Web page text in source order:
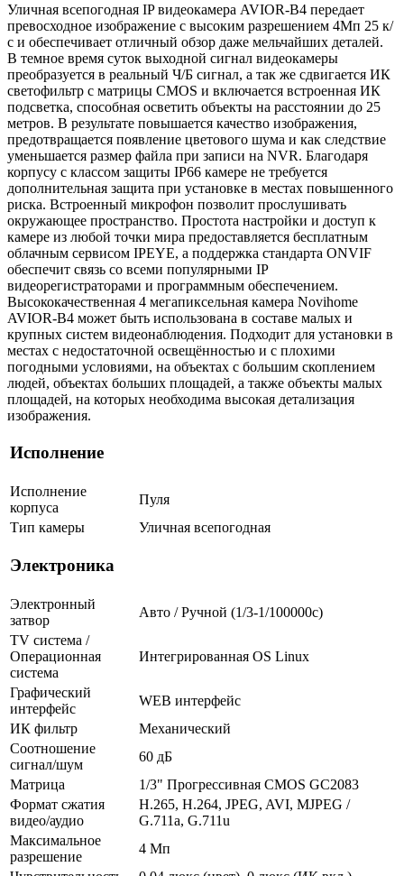
Уличная всепогодная IP видеокамера AVIOR-B4 передает
превосходное изображение с высоким разрешением 4Мп 25 к/
с и обеспечивает отличный обзор даже мельчайших деталей.
В темное время суток выходной сигнал видеокамеры
преобразуется в реальный Ч/Б сигнал, а так же сдвигается ИК
светофильтр с матрицы CMOS и включается встроенная ИК
подсветка, способная осветить объекты на расстоянии до 25
метров. В результате повышается качество изображения,
предотвращается появление цветового шума и как следствие
уменьшается размер файла при записи на NVR. Благодаря
корпусу с классом защиты IP66 камере не требуется
дополнительная защита при установке в местах повышенного
риска. Встроенный микрофон позволит прослушивать
окружающее пространство. Простота настройки и доступ к
камере из любой точки мира предоставляется бесплатным
облачным сервисом IPEYE, а поддержка стандарта ONVIF
обеспечит связь со всеми популярными IP
видеорегистраторами и программным обеспечением.
Высококачественная 4 мегапиксельная камера Novihome
AVIOR-B4 может быть использована в составе малых и
крупных систем видеонаблюдения. Подходит для установки в
местах с недостаточной освещённостью и с плохими
погодными условиями, на объектах с большим скоплением
людей, объектах больших площадей, а также объекты малых
площадей, на которых необходима высокая детализация
изображения.
Исполнение
Исполнение
корпуса
Пуля
Тип камеры
Уличная всепогодная
Электроника
Электронный
затвор
Авто / Ручной (1/3-1/100000c)
TV система /
Операционная
система
Интегрированная OS Linux
Графический
интерфейс
WEB интерфейс
ИК фильтр
Механический
Соотношение
сигнал/шум
60 дБ
Матрица
1/3" Прогрессивная CMOS GC2083
Формат сжатия
видео/аудио
H.265, H.264, JPEG, AVI, MJPEG /
G.711a, G.711u
Максимальное
разрешение
4 Мп